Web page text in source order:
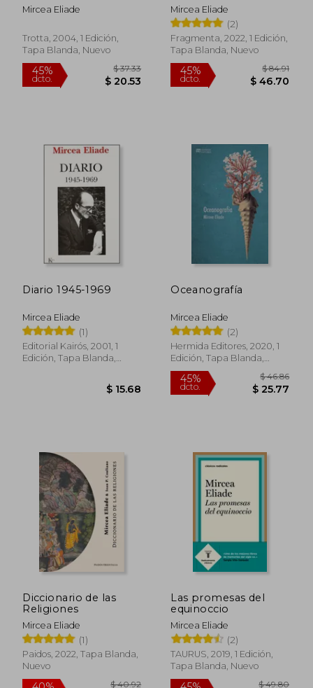
$ 36.25
Mircea Eliade
Trotta, 2004, 1 Edición,
Tapa Blanda, Nuevo
45%
dcto. $ 20.53
Mircea Eliade
(2)
Fragmenta, 2022, 1 Edición,
Tapa Blanda, Nuevo
dcto.
Diario 1945-1969
Mircea Eliade
(1)
Editorial Kairós, 2001, 1
Edición, Tapa Blanda,
Oceanografía
Mircea Eliade
(2)
Hermida Editores, 2020, 1
Edición, Tapa Blanda,
Nuevo
Diccionario de las
Religiones
Mircea Eliade
(1)
Paidos, 2022, Tapa Blanda,
Nuevo
Las promesas del
equinoccio
Mircea Eliade
(2)
TAURUS, 2019, 1 Edición,
Tapa Blanda, Nuevo